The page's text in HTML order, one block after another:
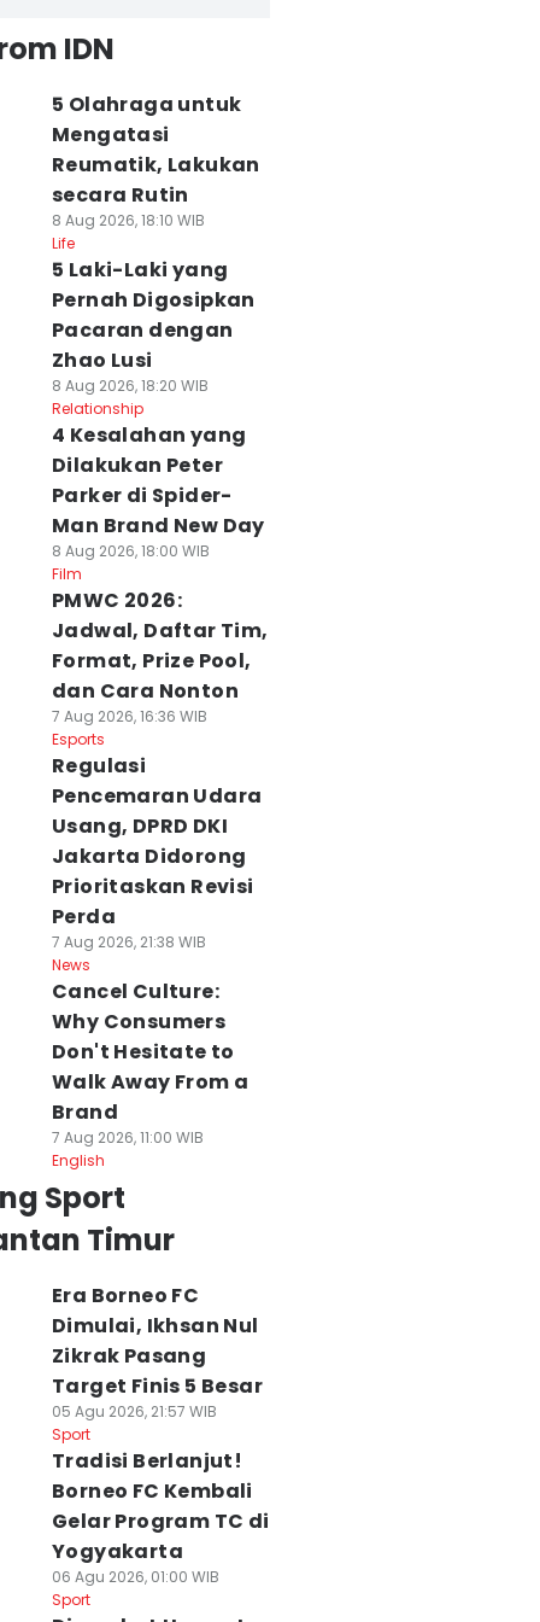
Berlanjut!
FC Kembali
Program TC
Yogyakarta
Agu 2026, 01:00 WIB
Era Borneo FC
Zikrak Pasang
Target Finis 5
Besar
Sport
IDN
5 Olahraga untuk
Mengatasi
Reumatik, Lakukan
secara Rutin
8 Aug 2026, 18:10 WIB
Life
5 Laki-Laki yang
Pernah Digosipkan
Pacaran dengan
Zhao Lusi
8 Aug 2026, 18:20 WIB
Relationship
4 Kesalahan yang
Dilakukan Peter
Parker di Spider-
Man Brand New Day
8 Aug 2026, 18:00 WIB
Film
PMWC 2026:
Jadwal, Daftar Tim,
Format, Prize Pool,
dan Cara Nonton
7 Aug 2026, 16:36 WIB
Esports
Regulasi
Pencemaran Udara
Usang, DPRD DKI
Jakarta Didorong
Prioritaskan Revisi
Perda
7 Aug 2026, 21:38 WIB
News
Cancel Culture:
Why Consumers
Don't Hesitate to
Walk Away From a
Brand
7 Aug 2026, 11:00 WIB
English
Sport
Timur
Era Borneo FC
Dimulai, Ikhsan Nul
Zikrak Pasang
Target Finis 5 Besar
05 Agu 2026, 21:57 WIB
Sport
Tradisi Berlanjut!
Borneo FC Kembali
Gelar Program TC di
Yogyakarta
06 Agu 2026, 01:00 WIB
Sport